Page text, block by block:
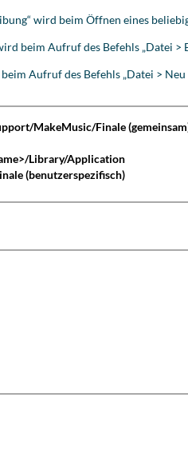
wird beim Öffnen eines
beim Aufruf des Befehls „Datei >
Aufruf des Befehls „Datei >
MakeMusic/Finale
Library/Application
(benutzerspezifisch)